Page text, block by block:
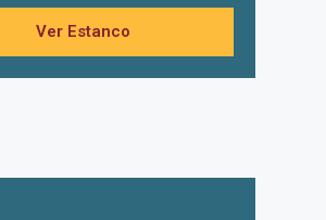
Ver Estanco